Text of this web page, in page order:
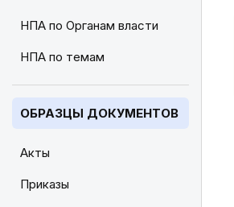
НПА по Органам власти
НПА по темам
ОБРАЗЦЫ ДОКУМЕНТОВ
Акты
Приказы